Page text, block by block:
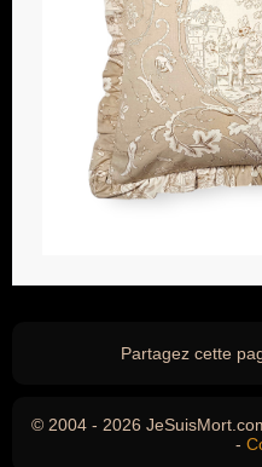
Partagez cette
© 2004 - 2026
-